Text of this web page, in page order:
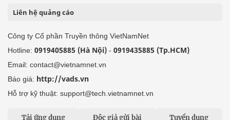
Liên hệ quảng cáo
Công ty Cổ phần Truyền thông VietNamNet
Hotline: 0919405885 (Hà Nội) - 0919435885 (Tp.HCM)
Email: contact@vietnamnet.vn
Báo giá: http://vads.vn
Hỗ trợ kỹ thuật: support@tech.vietnamnet.vn
Tải ứng dụng Độc giả gửi bài Tuyển dụng